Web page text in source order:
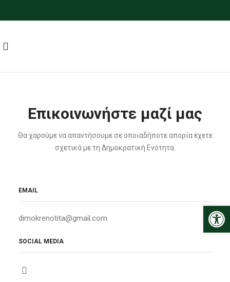
Επικοινωνήστε μαζί μας
Θα χαρούμε να απαντήσουμε σε οποιαδήποτε απορία έχετε
σχετικά με τη Δημοκρατική Ενότητα.
EMAIL
dimokrenotita@gmail.com
SOCIAL MEDIA